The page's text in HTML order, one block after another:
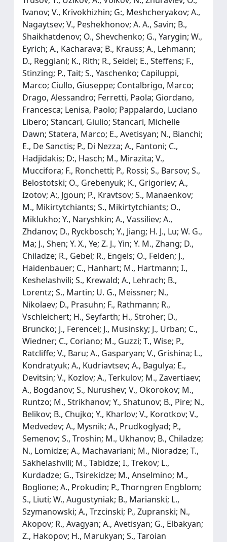
Ivanov; V., Krivokhizhin; G:, Meshcheryakov; A.,
Nagaytsev; V., Peshekhonov; A. A., Savin; B.,
Shaikhatdenov; O., Shevchenko; G., Yarygin; W.,
Eyrich; A., Kacharava; B., Krauss; A., Lehmann;
D., Reggiani; K., Rith; R., Seidel; E., Steffens; F.,
Stinzing; P., Tait; S., Yaschenko; Capiluppi,
Marco; Ciullo, Giuseppe; Contalbrigo, Marco;
Drago, Alessandro; Ferretti, Paola; Giordano,
Francesca; Lenisa, Paolo; Pappalardo, Luciano
Libero; Stancari, Giulio; Stancari, Michelle
Dawn; Statera, Marco; E., Avetisyan; N., Bianchi;
E., De Sanctis; P., Di Nezza; A., Fantoni; C.,
Hadjidakis; D:, Hasch; M., Mirazita; V.,
Muccifora; F., Ronchetti; P., Rossi; S., Barsov; S.,
Belostotski; O., Grebenyuk; K., Grigoriev; A.,
Izotov; A:, Jgoun; P., Kravtsov; S., Manaenkov;
M., Mikirtytchiants; S., Mikirtytchiants; O.,
Miklukho; Y., Naryshkin; A., Vassiliev; A.,
Zhdanov; D., Ryckbosch; Y., Jiang; H. J., Lu; W. G.,
Ma; J., Shen; Y. X., Ye; Z. J., Yin; Y. M., Zhang; D.,
Chiladze; R., Gebel; R., Engels; O., Felden; J.,
Haidenbauer; C., Hanhart; M., Hartmann; I.,
Keshelashvili; S., Krewald; A., Lehrach; B.,
Lorentz; S., Martin; U. G., Meissner; N.,
Nikolaev; D., Prasuhn; F., Rathmann; R.,
Vschleichert; H., Seyfarth; H., Stroher; D.,
Bruncko; J., Ferencei; J., Musinsky; J., Urban; C.,
Wiedner; C., Coriano; M., Guzzi; T., Wise; P.,
Ratcliffe; V., Baru; A., Gasparyan; V., Grishina; L.,
Kondratyuk; A., Kudriavtsev; A., Bagulya; E.,
Devitsin; V., Kozlov; A., Terkulov; M., Zavertiaev;
A., Bogdanov; S., Nurushev; V., Okorokov; M.,
Runtzo; M., Strikhanov; Y., Shatunov; B., Pire; N.,
Belikov; B., Chujko; Y., Kharlov; V., Korotkov; V.,
Medvedev; A., Mysnik; A., Prudkoglyad; P.,
Semenov; S., Troshin; M., Ukhanov; B., Chiladze;
N., Lomidze; A., Machavariani; M., Nioradze; T.,
Sakhelashvili; M., Tabidze; I., Trekov; L.,
Kurdadze; G., Tsirekidze; M., Anselmino; M.,
Boglione; A., Prokudin; P., Thorngren Engblom;
S., Liuti; W., Augustyniak; B., Marianski; L.,
Szymanowski; A., Trzcinski; P., Zupranski; N.,
Akopov; R., Avagyan; A., Avetisyan; G., Elbakyan;
Z., Hakopov; H., Marukyan; S., Taroian